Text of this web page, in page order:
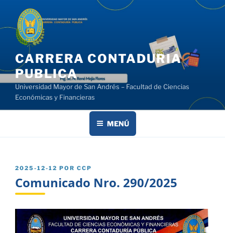
contenido
CARRERA CONTADURIA
PUBLICA
Universidad Mayor de San Andrés – Facultad de Ciencias
Económicas y Financieras
MENÚ
PUBLICADO
2025-12-12 POR CCP
Comunicado Nro. 290/2025